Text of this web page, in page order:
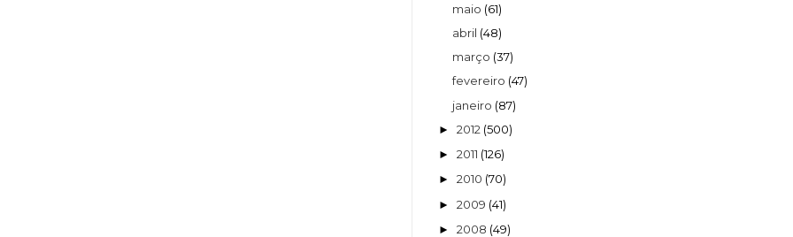
maio (61)
abril (48)
março (37)
fevereiro (47)
janeiro (87)
► 2012 (500)
► 2011 (126)
► 2010 (70)
► 2009 (41)
► 2008 (49)